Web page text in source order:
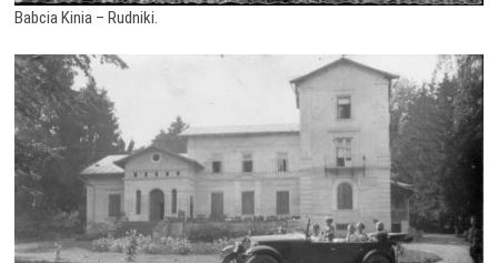
Babcia Kinia – Rudniki.